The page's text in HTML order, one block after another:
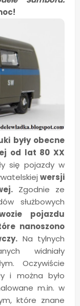
były obecne
od lat 80 XX
się pojazdy w
wersji
Zgodnie ze
służbowych
pojazdu
nanoszono
Na tylnych
widniały
Oczywiście
i można było
m.in. w
które znane